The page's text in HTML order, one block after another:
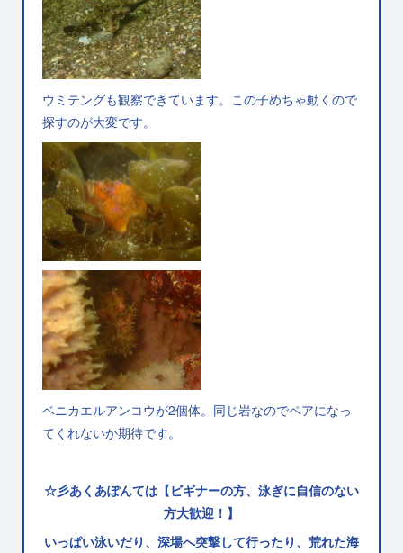
ウミテングも観察できています。この子めちゃ動くので
探すのが大変です。
ベニカエルアンコウが2個体。同じ岩なのでペアになっ
てくれないか期待です。
☆彡あくあぽんては【ビギナーの方、泳ぎに自信のない
方大歓迎！】
いっぱい泳いだり、深場へ突撃して行ったり、荒れた海